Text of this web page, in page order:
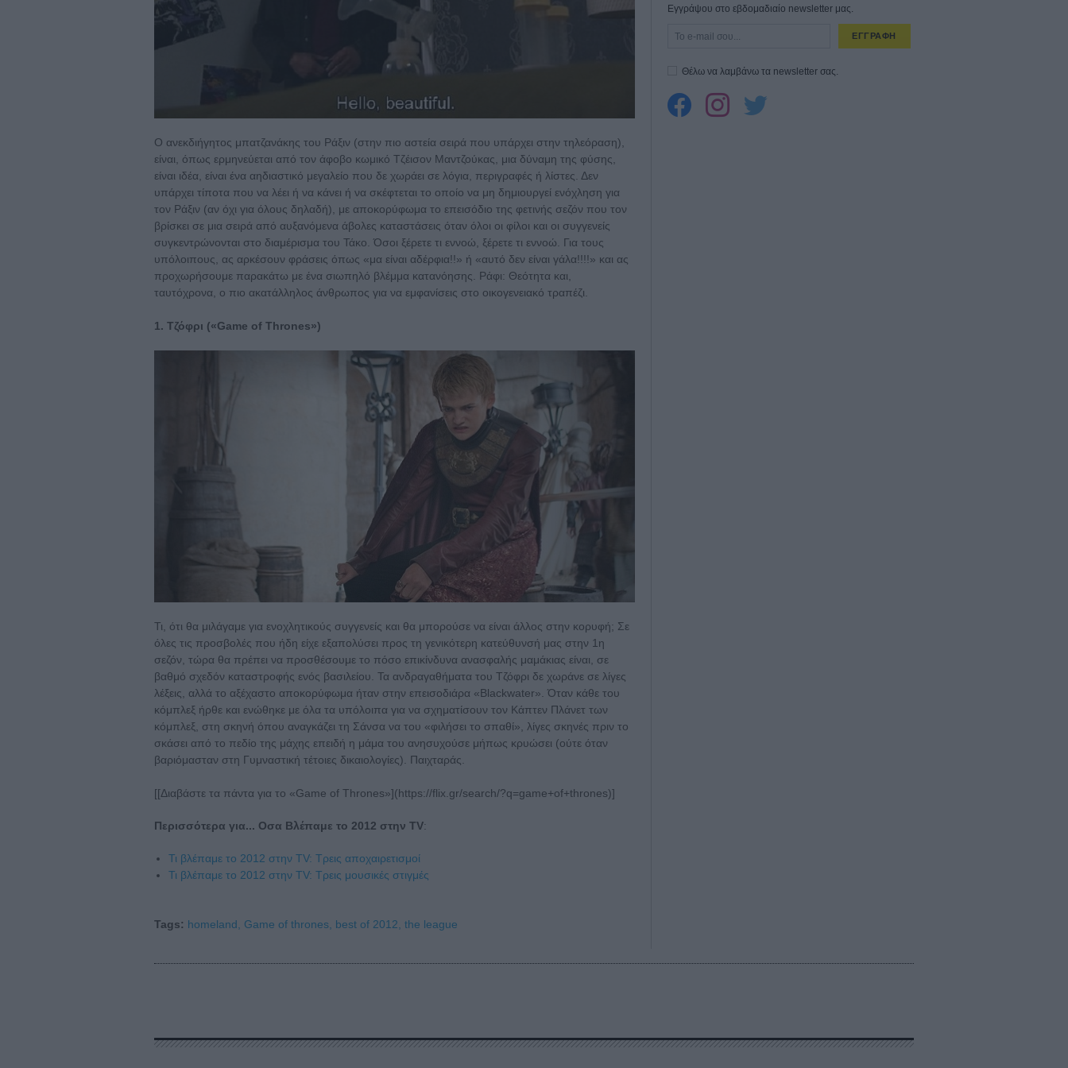
Ο ανεκδιήγητος μπατζανάκης του Ράξιν (στην πιο αστεία σειρά που υπάρχει στην τηλεόραση),
είναι, όπως ερμηνεύεται από τον άφοβο κωμικό Τζέισον Μαντζούκας, μια δύναμη της φύσης,
είναι ιδέα, είναι ένα αηδιαστικό μεγαλείο που δε χωράει σε λόγια, περιγραφές ή λίστες. Δεν
υπάρχει τίποτα που να λέει ή να κάνει ή να σκέφτεται το οποίο να μη δημιουργεί ενόχληση για
τον Ράξιν (αν όχι για όλους δηλαδή), με αποκορύφωμα το επεισόδιο της φετινής σεζόν που τον
βρίσκει σε μια σειρά από αυξανόμενα άβολες καταστάσεις όταν όλοι οι φίλοι και οι συγγενείς
συγκεντρώνονται στο διαμέρισμα του Τάκο. Όσοι ξέρετε τι εννοώ, ξέρετε τι εννοώ. Για τους
υπόλοιπους, ας αρκέσουν φράσεις όπως «μα είναι αδέρφια!!» ή «αυτό δεν είναι γάλα!!!!» και ας
προχωρήσουμε παρακάτω με ένα σιωπηλό βλέμμα κατανόησης. Ράφι: Θεότητα και,
ταυτόχρονα, ο πιο ακατάλληλος άνθρωπος για να εμφανίσεις στο οικογενειακό τραπέζι.
1. Τζόφρι («Game of Thrones»)
Τι, ότι θα μιλάγαμε για ενοχλητικούς συγγενείς και θα μπορούσε να είναι άλλος στην κορυφή; Σε
όλες τις προσβολές που ήδη είχε εξαπολύσει προς τη γενικότερη κατεύθυνσή μας στην 1η
σεζόν, τώρα θα πρέπει να προσθέσουμε το πόσο επικίνδυνα ανασφαλής μαμάκιας είναι, σε
βαθμό σχεδόν καταστροφής ενός βασιλείου. Τα ανδραγαθήματα του Τζόφρι δε χωράνε σε λίγες
λέξεις, αλλά το αξέχαστο αποκορύφωμα ήταν στην επεισοδιάρα «Blackwater». Όταν κάθε του
κόμπλεξ ήρθε και ενώθηκε με όλα τα υπόλοιπα για να σχηματίσουν τον Κάπτεν Πλάνετ των
κόμπλεξ, στη σκηνή όπου αναγκάζει τη Σάνσα να του «φιλήσει το σπαθί», λίγες σκηνές πριν το
σκάσει από το πεδίο της μάχης επειδή η μάμα του ανησυχούσε μήπως κρυώσει (ούτε όταν
βαριόμασταν στη Γυμναστική τέτοιες δικαιολογίες). Παιχταράς.
[[Διαβάστε τα πάντα για το «Game of Thrones»](https://flix.gr/search/?q=game+of+thrones)]
Περισσότερα για... Οσα Βλέπαμε το 2012 στην TV:
Τι βλέπαμε το 2012 στην TV: Τρεις αποχαιρετισμοί
Τι βλέπαμε το 2012 στην TV: Τρεις μουσικές στιγμές
Tags: homeland, Game of thrones, best of 2012, the league
Εγγράψου στο εβδομαδιαίο newsletter μας.
ΕΓΓΡΑΦΗ
Θέλω να λαμβάνω τα newsletter σας.